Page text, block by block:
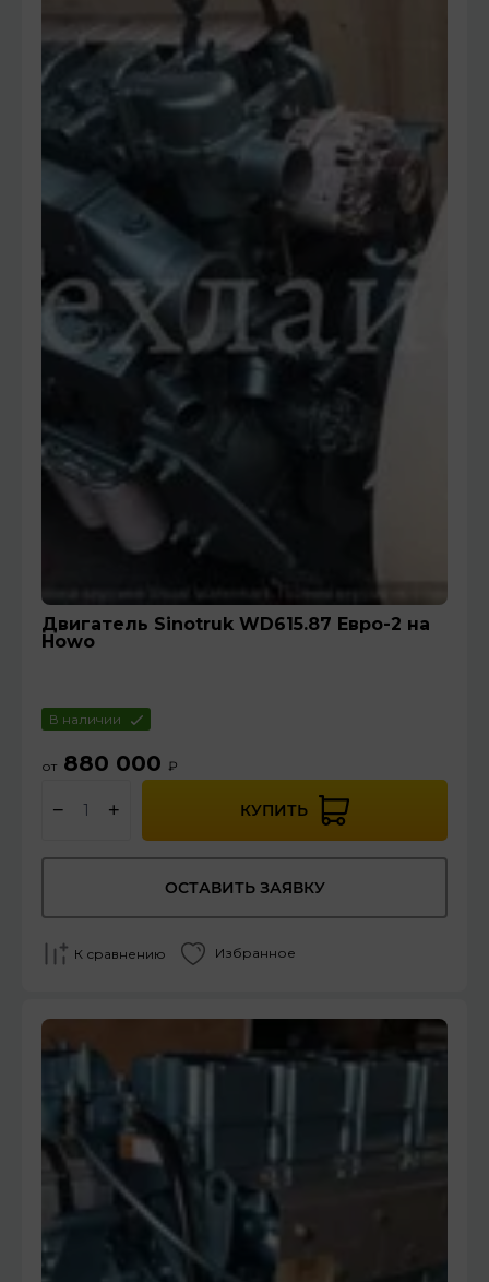
Двигатель Sinotruk WD615.87 Евро-2 на
Howo
В наличии
от 880 000 ₽
− + КУПИТЬ
ОСТАВИТЬ ЗАЯВКУ
К сравнению Избранное